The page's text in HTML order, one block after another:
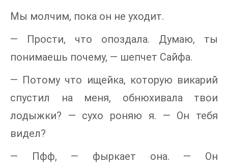
Мы молчим, пока он не уходит.
— Прости, что опоздала. Думаю, ты
понимаешь почему, — шепчет Сайфа.
— Потому что ищейка, которую викарий
спустил на меня, обнюхивала твои
лодыжки? — сухо роняю я. — Он тебя
видел?
— Пфф, — фыркает она. — Он